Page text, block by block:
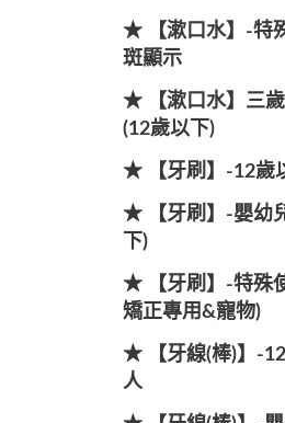
★ 【漱口水】-特
斑顯示
★ 【漱口水】三
(12歲以下)
★ 【牙刷】-12歲
★ 【牙刷】-嬰幼
下)
★ 【牙刷】-特殊
矯正專用&寵物)
★ 【牙線(棒)】-
人